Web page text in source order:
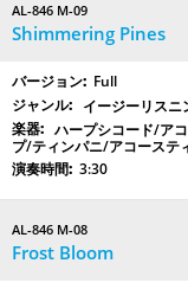
AL-846 M-09
Shimmering Pines
Full
イージーリスニ
ハープシコード/ア
プ/ティンパニ/アコーステ
3:30
AL-846 M-08
Frost Bloom